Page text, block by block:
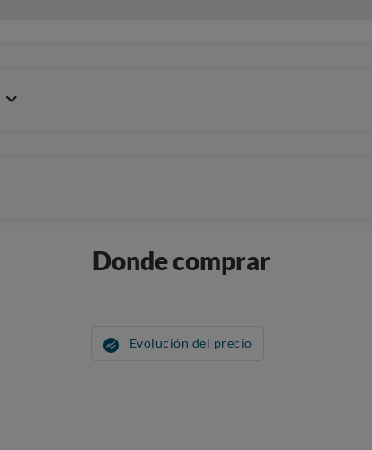
Donde comprar
Evolución del precio